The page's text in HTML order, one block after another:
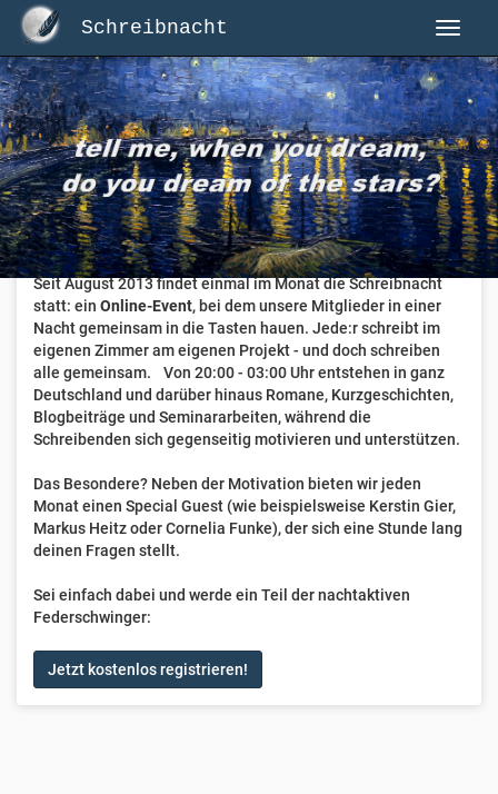
Schreibnacht
Herzlich Willkommen auf Schreibnacht.de
Hier erwartet dich eine aktive Federschwinger-Community
mit über 3.000 Mitgliedern.
Willkommen ist jede Person, die gerne schreibt. Alter, Genre
und Erfahrung sind nicht relevant, es zählt allein die Liebe
zum geschriebenen Wort.
Seit August 2013 findet einmal im Monat die Schreibnacht
statt: ein Online-Event, bei dem unsere Mitglieder in einer
Nacht gemeinsam in die Tasten hauen. Jede:r schreibt im
eigenen Zimmer am eigenen Projekt - und doch schreiben
alle gemeinsam. Von 20:00 - 03:00 Uhr entstehen in ganz
Deutschland und darüber hinaus Romane, Kurzgeschichten,
Blogbeiträge und Seminararbeiten, während die
Schreibenden sich gegenseitig motivieren und unterstützen.
Das Besondere? Neben der Motivation bieten wir jeden
Monat einen Special Guest (wie beispielsweise Kerstin Gier,
Markus Heitz oder Cornelia Funke), der sich eine Stunde lang
deinen Fragen stellt.
Sei einfach dabei und werde ein Teil der nachtaktiven
Federschwinger:
Jetzt kostenlos registrieren!